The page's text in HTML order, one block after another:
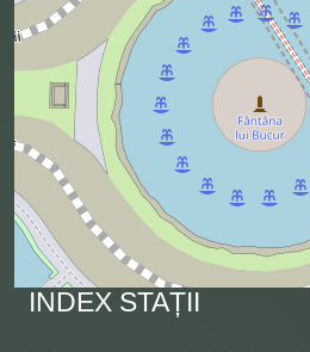
INDEX STAȚII